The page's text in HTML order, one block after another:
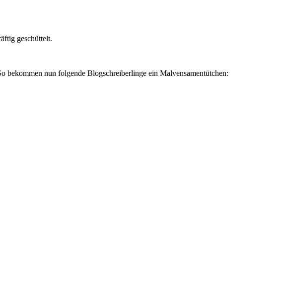
geschüttelt.
bekommen nun folgende Blogschreiberlinge ein Malvensamentütchen: